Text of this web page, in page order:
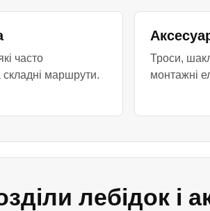
часто
складні маршрути.
Троси,
монтажні
лебідок і